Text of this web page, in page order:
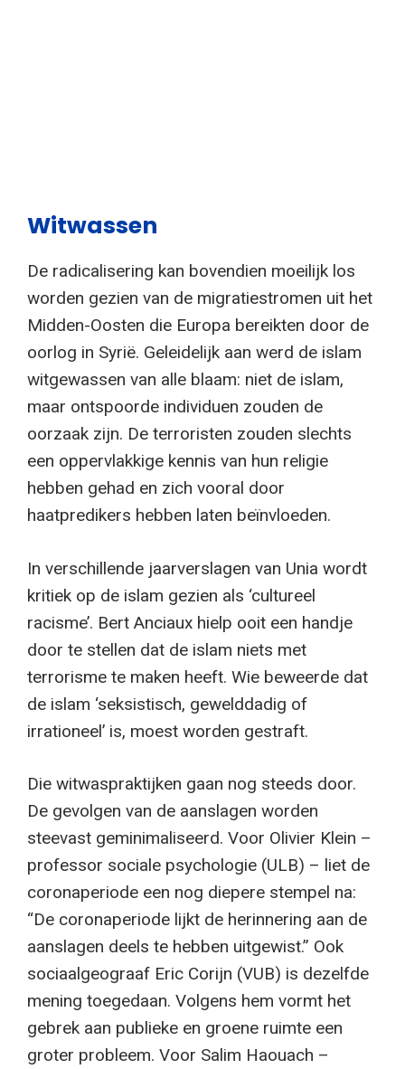
Witwassen
De radicalisering kan bovendien moeilijk los
worden gezien van de migratiestromen uit het
Midden-Oosten die Europa bereikten door de
oorlog in Syrië. Geleidelijk aan werd de islam
witgewassen van alle blaam: niet de islam,
maar ontspoorde individuen zouden de
oorzaak zijn. De terroristen zouden slechts
een oppervlakkige kennis van hun religie
hebben gehad en zich vooral door
haatpredikers hebben laten beïnvloeden.
In verschillende jaarverslagen van Unia wordt
kritiek op de islam gezien als ‘cultureel
racisme’. Bert Anciaux hielp ooit een handje
door te stellen dat de islam niets met
terrorisme te maken heeft. Wie beweerde dat
de islam ‘seksistisch, gewelddadig of
irrationeel’ is, moest worden gestraft.
Die witwaspraktijken gaan nog steeds door.
De gevolgen van de aanslagen worden
steevast geminimaliseerd. Voor Olivier Klein –
professor sociale psychologie (ULB) – liet de
coronaperiode een nog diepere stempel na:
“De coronaperiode lijkt de herinnering aan de
aanslagen deels te hebben uitgewist.” Ook
sociaalgeograaf Eric Corijn (VUB) is dezelfde
mening toegedaan. Volgens hem vormt het
gebrek aan publieke en groene ruimte een
groter probleem. Voor Salim Haouach –